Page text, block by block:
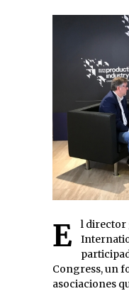
El director general de Kolokio
Congress, un
asociaciones